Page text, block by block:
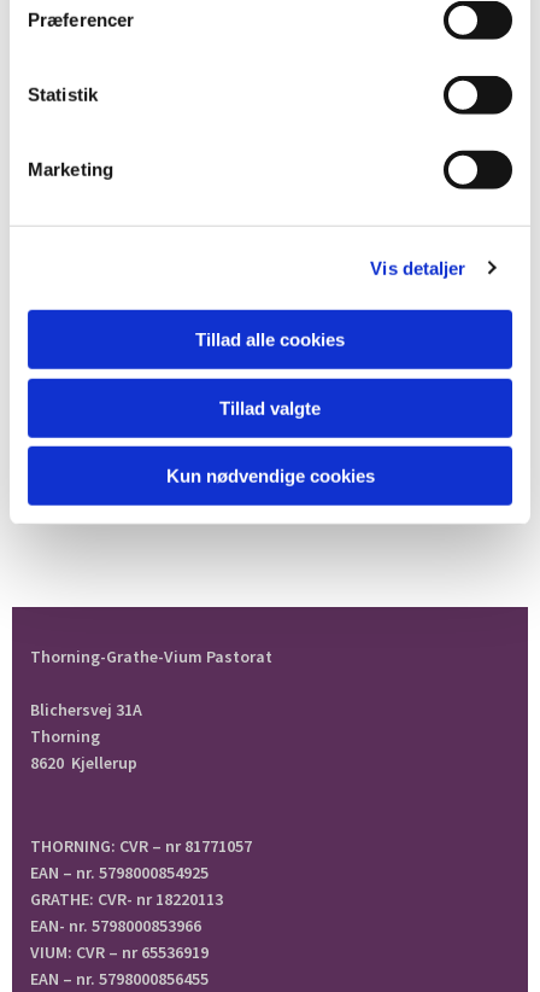
Præferencer
Statistik
Marketing
Vis detaljer
Tillad alle cookies
Tillad valgte
Kun nødvendige cookies
Thorning-Grathe-Vium Pastorat
Blichersvej 31A
Thorning
8620 Kjellerup
THORNING: CVR – nr 81771057
EAN – nr. 5798000854925
GRATHE: CVR- nr 18220113
EAN- nr. 5798000853966
VIUM: CVR – nr 65536919
EAN – nr. 5798000856455